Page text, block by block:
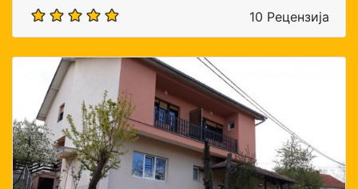
10 Рецензија